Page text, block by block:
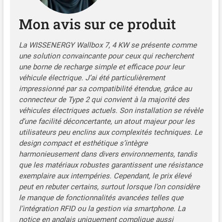
WISSENERGY Wallbox
convient à la plupart des
véhicules électriques de
type 2 (BEV) et des
véhicules électriques
hybrides rechargeables
(PHEV) en Europe, par
exemple, 3008/508/308
PHEV, C5X, DS7, GLA, Q3,
X3, ID.3, ID.4, ID.5, e ID.3,
ID.4, ID.5, e-Golf, e-Up,
Model Y, Model 3, Spring,
Kona, Ioniq 5, e-tron, ZOE,
etc. ID.4, ID.5, e-Golf, e-Up,
Model Y, Model 3, Spring,
Kona, Ioniq 5, e-tron, ZOE,
i3, i4 et plus. 【Chargement
Sécurisé】WISSENERGY
Wallbox est certifié CE, FCC
et ROHS. Elle possède des
Mon avis sur ce produit
La WISSENERGY Wallbox 7, 4 KW se présente comme
une solution convaincante pour ceux qui recherchent
une borne de recharge simple et efficace pour leur
véhicule électrique. J’ai été particulièrement
impressionné par sa compatibilité étendue, grâce au
connecteur de Type 2 qui convient à la majorité des
véhicules électriques actuels. Son installation se révèle
d’une facilité déconcertante, un atout majeur pour les
utilisateurs peu enclins aux complexités techniques. Le
design compact et esthétique s’intègre
harmonieusement dans divers environnements, tandis
que les matériaux robustes garantissent une résistance
exemplaire aux intempéries. Cependant, le prix élevé
peut en rebuter certains, surtout lorsque l’on considère
le manque de fonctionnalités avancées telles que
l’intégration RFID ou la gestion via smartphone. La
notice en anglais uniquement complique aussi